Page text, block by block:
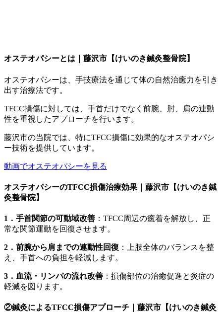
オステオパシーとは｜藤沢市【けいのき鍼灸整骨院】
オステオパシーは、手技療法を通じて体の自然治癒力を引き
出す治療法です。
TFCC損傷に対しては、手首だけでなく前腕、肘、肩の連動
性を重視したアプローチを行います。
藤沢市の当院では、特にTFCC損傷に効果的なオステオパシ
ー技術を提供しています。
動画でオステオパシーを見る
オステオパシーのTFCC損傷治療効果｜藤沢市【けいのき鍼
灸整骨院】
1．手首関節の可動域改善 ：TFCC周辺の癒着を解放し、正
常な関節運動を回復させます。
2．前腕から肩までの連動性回復 ：上肢全体のバランスを整
え、手首への負担を軽減します。
3．血流・リンパの流れ改善 ：損傷部位の治癒促進と炎症の
軽減を図ります。
②鍼灸によるTFCC損傷アプローチ｜藤沢市【けいのき鍼灸